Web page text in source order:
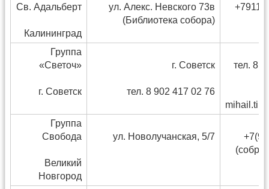
Св. Адальберт
Калининград
ул. Алекс. Невского 73в
(Библиотека собора)
Группа
«Светоч»
г. Советск
г. Советск
тел. 8 902 417 02 76
тел. 8
Группа
Свобода
Великий
Новгород
ул. Новолучанская, 5/7
(собр.